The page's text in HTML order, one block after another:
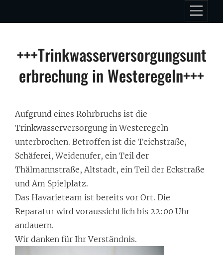
to
+++Trinkwasserversorgungsunt
erbrechung in Westeregeln+++
Aufgrund eines Rohrbruchs ist die
Trinkwasserversorgung in Westeregeln
unterbrochen. Betroffen ist die Teichstraße,
Schäferei, Weidenufer, ein Teil der
Thälmannstraße, Altstadt, ein Teil der Eckstraße
und Am Spielplatz.
Das Havarieteam ist bereits vor Ort. Die
Reparatur wird voraussichtlich bis 22:00 Uhr
andauern.
Wir danken für Ihr Verständnis.
Beitragsnavigation